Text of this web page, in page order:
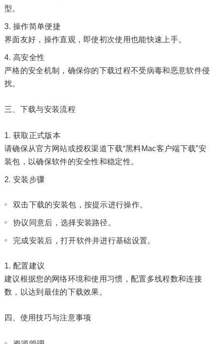
型。
操作简单便捷
界面友好，操作直观，即使初次使用也能快速上手。
高安全性
严格的安全机制，确保你的下载过程不受病毒和恶意软件侵
扰。
三、下载与安装流程
获取正式版本
请确保从官方网站或授权渠道下载“黑料Mac客户端下载”安
装包，以确保软件的安全性和稳定性。
安装步骤
双击下载的安装包，按提示进行操作。
协议同意后，选择安装路径。
完成安装后，打开软件并进行基础设置。
配置建议
建议根据您的网络环境和使用习惯，配置多线程数和连接
数，以达到最佳的下载效果。
四、使用技巧与注意事项